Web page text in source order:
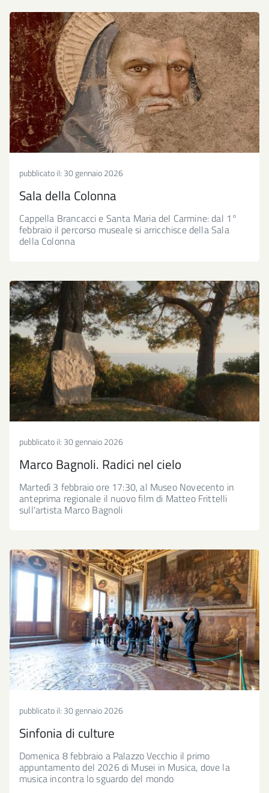
pubblicato il: 30 gennaio 2026
Sala della Colonna
Cappella Brancacci e Santa Maria del Carmine: dal 1°
febbraio il percorso museale si arricchisce della Sala
della Colonna
pubblicato il: 30 gennaio 2026
Marco Bagnoli. Radici nel cielo
Martedì 3 febbraio ore 17:30, al Museo Novecento in
anteprima regionale il nuovo film di Matteo Frittelli
sull'artista Marco Bagnoli
pubblicato il: 30 gennaio 2026
Sinfonia di culture
Domenica 8 febbraio a Palazzo Vecchio il primo
appuntamento del 2026 di Musei in Musica, dove la
musica incontra lo sguardo del mondo